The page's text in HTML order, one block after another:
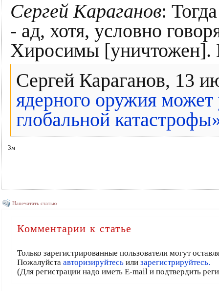
Сергей Караганов:
- ад, хотя, условно
Хиросимы [уничтожен].
Сергей Караганов, 13
ядерного оружия может
глобальной
3м
Напечатать статью
Комментарии к статье
Только зарегистрированные пользователи могут
Пожалуйста авторизируйтесьили зарегистрируйтесь.
(Для регистрации надо иметь E-mail и подтвердить